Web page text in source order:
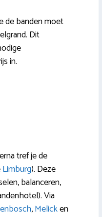
de banden moet
Dit
in.
tref je de
Limburg). Deze
balanceren,
Via
,Melicken